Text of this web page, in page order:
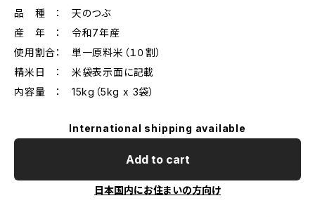
品 種 ： 天のつぶ
産 年 ： 令和7年産
使用割合： 単一原料米（１０割）
精米日 ： 米袋表示面に記載
内容量 ： 15kg（5kg x 3袋）
International shipping available
Add to cart
日本国内にお住まいの方向け